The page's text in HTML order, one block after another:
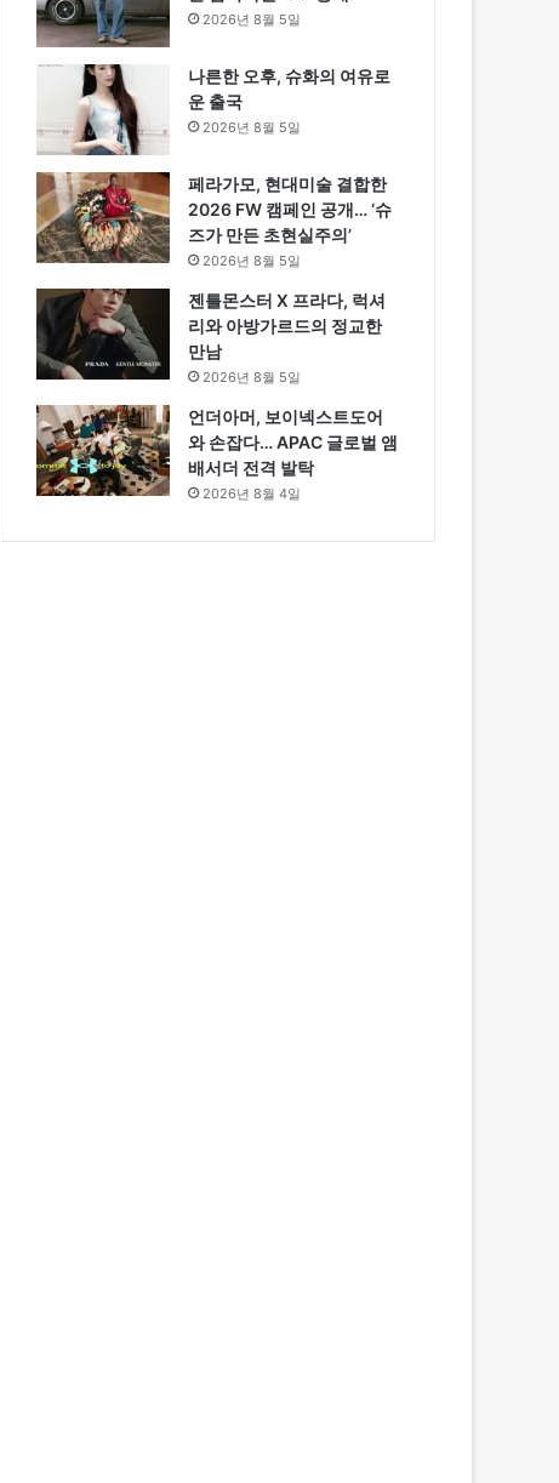
2026년 8월 5일
나른한 오후, 슈화의 여유로
운 출국
2026년 8월 5일
페라가모, 현대미술 결합한
2026 FW 캠페인 공개… ‘슈
즈가 만든 초현실주의’
2026년 8월 5일
젠틀몬스터 X 프라다, 럭셔
리와 아방가르드의 정교한
만남
2026년 8월 5일
언더아머, 보이넥스트도어
와 손잡다… APAC 글로벌 앰
배서더 전격 발탁
2026년 8월 4일